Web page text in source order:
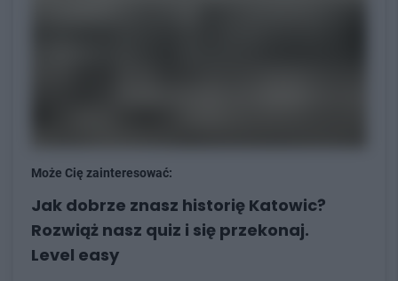
Może Cię zainteresować:
Jak dobrze znasz historię Katowic?
Rozwiąż nasz quiz i się przekonaj.
Level easy